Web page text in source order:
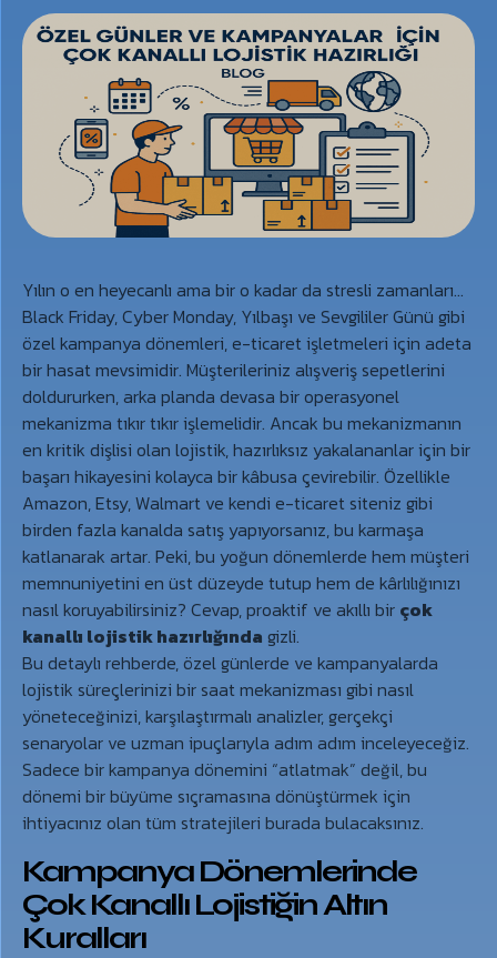
Yılın o en heyecanlı ama bir o kadar da stresli zamanları…
Black Friday, Cyber Monday, Yılbaşı ve Sevgililer Günü gibi
özel kampanya dönemleri, e-ticaret işletmeleri için adeta
bir hasat mevsimidir. Müşterileriniz alışveriş sepetlerini
doldururken, arka planda devasa bir operasyonel
mekanizma tıkır tıkır işlemelidir. Ancak bu mekanizmanın
en kritik dişlisi olan lojistik, hazırlıksız yakalananlar için bir
başarı hikayesini kolayca bir kâbusa çevirebilir. Özellikle
Amazon, Etsy, Walmart ve kendi e-ticaret siteniz gibi
birden fazla kanalda satış yapıyorsanız, bu karmaşa
katlanarak artar. Peki, bu yoğun dönemlerde hem müşteri
memnuniyetini en üst düzeyde tutup hem de kârlılığınızı
nasıl koruyabilirsiniz? Cevap, proaktif ve akıllı bir çok
kanallı lojistik hazırlığında gizli.
Bu detaylı rehberde, özel günlerde ve kampanyalarda
lojistik süreçlerinizi bir saat mekanizması gibi nasıl
yöneteceğinizi, karşılaştırmalı analizler, gerçekçi
senaryolar ve uzman ipuçlarıyla adım adım inceleyeceğiz.
Sadece bir kampanya dönemini “atlatmak” değil, bu
dönemi bir büyüme sıçramasına dönüştürmek için
ihtiyacınız olan tüm stratejileri burada bulacaksınız.
Kampanya Dönemlerinde
Çok Kanallı Lojistiğin Altın
Kuralları